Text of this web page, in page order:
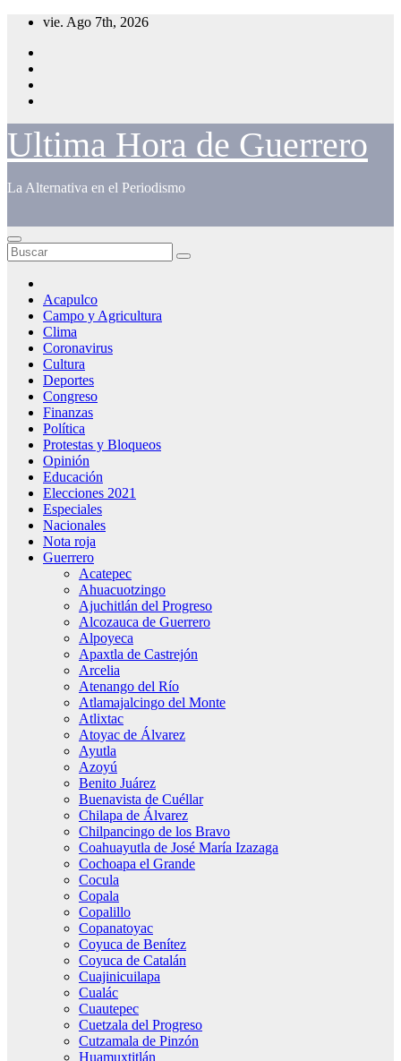
Saltar
contenido
vie. Ago 7th, 2026
Ultima Hora de Guerrero
La Alternativa en el Periodismo
Acapulco
Campo y Agricultura
Clima
Coronavirus
Cultura
Deportes
Congreso
Finanzas
Política
Protestas y Bloqueos
Opinión
Educación
Elecciones 2021
Especiales
Nacionales
Nota roja
Guerrero
Acatepec
Ahuacuotzingo
Ajuchitlán del Progreso
Alcozauca de Guerrero
Alpoyeca
Apaxtla de Castrejón
Arcelia
Atenango del Río
Atlamajalcingo del Monte
Atlixtac
Atoyac de Álvarez
Ayutla
Azoyú
Benito Juárez
Buenavista de Cuéllar
Chilapa de Álvarez
Chilpancingo de los Bravo
Coahuayutla de José María Izazaga
Cochoapa el Grande
Cocula
Copala
Copalillo
Copanatoyac
Coyuca de Benítez
Coyuca de Catalán
Cuajinicuilapa
Cualác
Cuautepec
Cuetzala del Progreso
Cutzamala de Pinzón
Huamuxtitlán